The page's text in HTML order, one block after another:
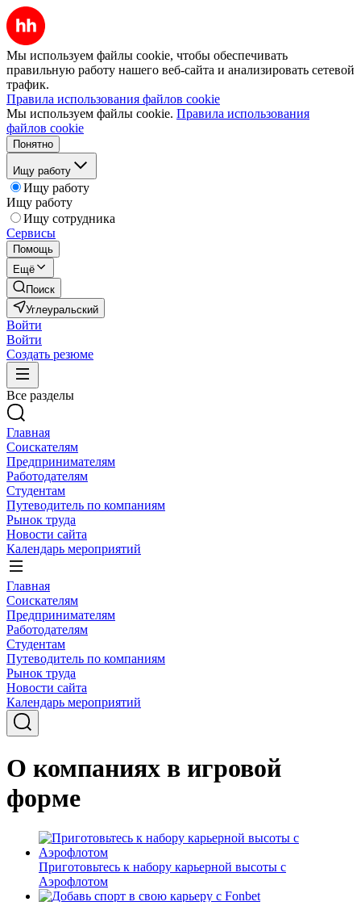
Мы используем файлы cookie, чтобы обеспечивать
правильную работу нашего веб-сайта и анализировать сетевой
трафик.
Правила использования файлов cookie
Мы используем файлы cookie. Правила использования
файлов cookie
Понятно
Ищу работу
Ищу работу
Ищу работу
Ищу сотрудника
Сервисы
Помощь
Ещё
Поиск
Углеуральский
Войти
Войти
Создать резюме
Все разделы
Главная
Соискателям
Предпринимателям
Работодателям
Студентам
Путеводитель по компаниям
Рынок труда
Новости сайта
Календарь мероприятий
Главная
Соискателям
Предпринимателям
Работодателям
Студентам
Путеводитель по компаниям
Рынок труда
Новости сайта
Календарь мероприятий
О компаниях в игровой
форме
Приготовьтесь к набору карьерной высоты с
Аэрофлотом